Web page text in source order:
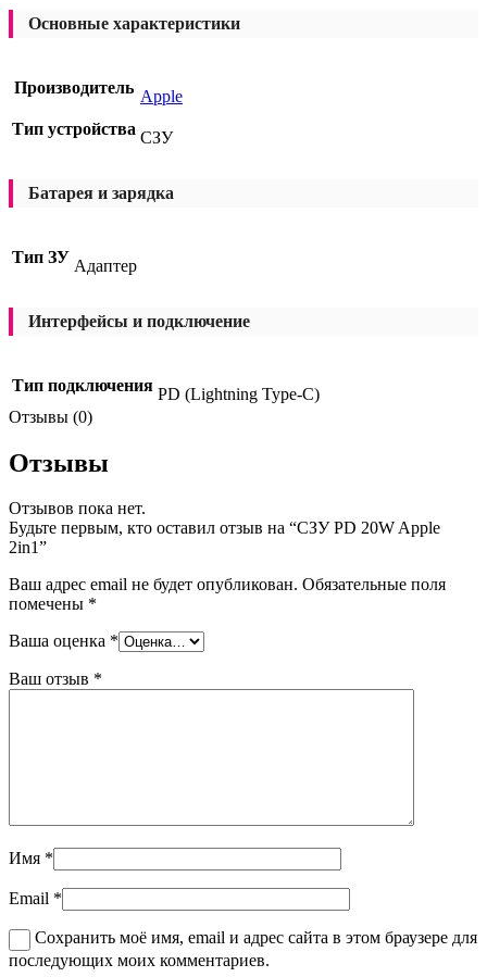
Основные характеристики
Производитель Apple
Тип устройства СЗУ
Батарея и зарядка
Тип ЗУ Адаптер
Интерфейсы и подключение
Тип подключения PD (Lightning Type-C)
Отзывы (0)
Отзывы
Отзывов пока нет.
Будьте первым, кто оставил отзыв на “СЗУ PD 20W Apple
2in1”
Ваш адрес email не будет опубликован. Обязательные поля
помечены *
Ваша оценка *
Ваш отзыв *
Имя *
Email *
Сохранить моё имя, email и адрес сайта в этом браузере для
последующих моих комментариев.